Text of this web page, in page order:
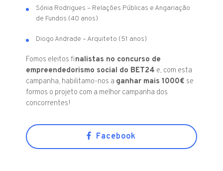
Sónia Rodrigues – Relações Públicas e Angariação
de Fundos (40 anos)
Diogo Andrade – Arquiteto (51 anos)
Fomos eleitos finalistas no concurso de
empreendedorismo social do BET24 e, com esta
campanha, habilitamo-nos a ganhar mais 1000€ se
formos o projeto com a melhor campanha dos
concorrentes!
Facebook